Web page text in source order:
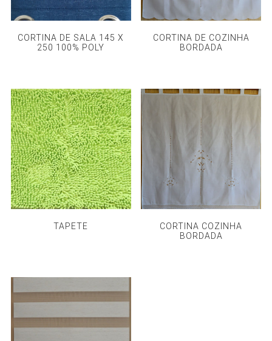
CORTINA DE SALA 145 X
250 100% POLY
CORTINA DE COZINHA
BORDADA
TAPETE
CORTINA COZINHA
BORDADA